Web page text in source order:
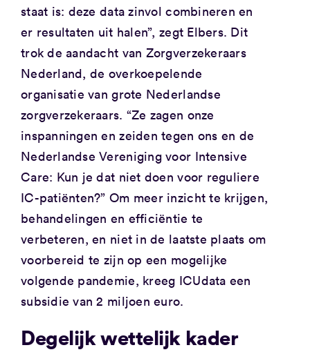
staat is: deze data zinvol combineren en
er resultaten uit halen”, zegt Elbers. Dit
trok de aandacht van Zorgverzekeraars
Nederland, de overkoepelende
organisatie van grote Nederlandse
zorgverzekeraars. “Ze zagen onze
inspanningen en zeiden tegen ons en de
Nederlandse Vereniging voor Intensive
Care: Kun je dat niet doen voor reguliere
IC-patiënten?” Om meer inzicht te krijgen,
behandelingen en efficiëntie te
verbeteren, en niet in de laatste plaats om
voorbereid te zijn op een mogelijke
volgende pandemie, kreeg ICUdata een
subsidie ​​van 2 miljoen euro.
Degelijk wettelijk kader